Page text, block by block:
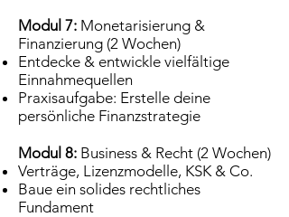
Modul 7: Monetarisierung &
Finanzierung (2 Wochen)
Entdecke & entwickle vielfältige
Einnahmequellen
Praxisaufgabe: Erstelle deine
persönliche Finanzstrategie
Modul 8: Business & Recht (2 Wochen)
Verträge, Lizenzmodelle, KSK & Co.
Baue ein solides rechtliches
Fundament